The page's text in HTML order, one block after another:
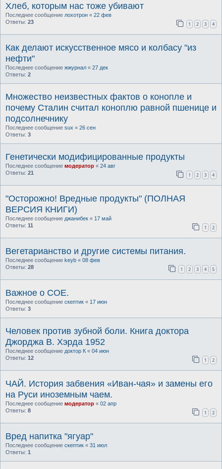
Хлеб, которым нас тоже убивают
Последнее сообщение лохотрон « 22 фев
Ответы: 23 1 2 3 4
Как делают искусственное мясо и колбасу "из
нефти"
Последнее сообщение жжурнал « 27 дек
Ответы: 2
Множество неизвестных фактов о конопле и
почему Сталин считал коноплю равной пшенице и
подсолнечнику
Последнее сообщение sux « 26 сен
Ответы: 3
Генетически модифицированные продукты
Последнее сообщение модератор « 24 авг
Ответы: 21 1 2 3 4
"Осторожно! Вредные продукты" (ПОЛНАЯ
ВЕРСИЯ КНИГИ)
Последнее сообщение джанибек « 17 май
Ответы: 11 1 2
Вегетарианство и другие системы питания.
Последнее сообщение keyb « 08 фев
Ответы: 28 1 2 3 4 5
Важное о СОЕ.
Последнее сообщение скептик « 17 июн
Ответы: 3
Человек против зубной боли. Книга доктора
Джорджа В. Хэрда 1952
Последнее сообщение доктор К « 04 июн
Ответы: 12 1 2
ЧАЙ. История забвения «Иван-чая» и замены его
на Руси иноземным чаем.
Последнее сообщение модератор « 02 апр
Ответы: 8 1 2
Вред напитка "ягуар"
Последнее сообщение скептик « 31 июл
Ответы: 1